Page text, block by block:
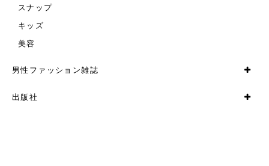
スナップ
キッズ
美容
男性ファッション雑誌
出版社